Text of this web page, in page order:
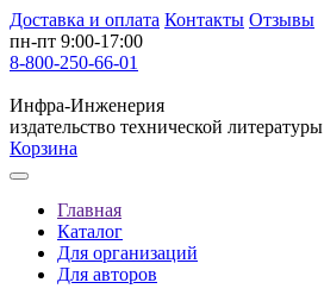
Доставка и оплата Контакты Отзывы
пн-пт 9:00-17:00
8-800-250-66-01
Инфра-Инженерия
издательство технической литературы
Корзина
Главная
Каталог
Для организаций
Для авторов